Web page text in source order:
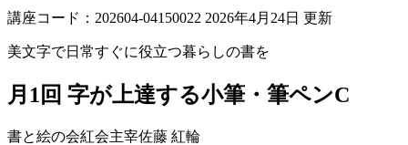
講座コード：202604-04150022 2026年4月24日 更新
美文字で日常すぐに役立つ暮らしの書を
月1回 字が上達する小筆・筆ペンC
書と絵の会紅会主宰佐藤 紅輪